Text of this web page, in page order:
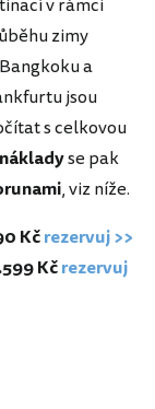
v rámci
zimy
a
jsou
s celkovou
se pak
, viz níže.
Kčrezervuj >>
Kčrezervuj